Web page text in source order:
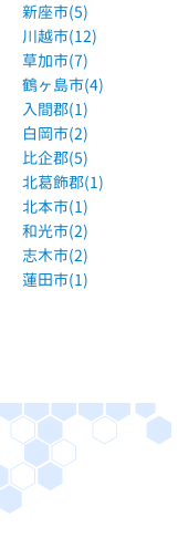
新座市(5)
川越市(12)
草加市(7)
鶴ヶ島市(4)
入間郡(1)
白岡市(2)
比企郡(5)
北葛飾郡(1)
北本市(1)
和光市(2)
志木市(2)
蓮田市(1)